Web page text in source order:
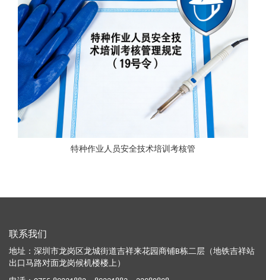
特种作业人员安全技术培训考核管
联系我们
地址：深圳市龙岗区龙城街道吉祥来花园商铺B栋二层（地铁吉祥站
出口马路对面龙岗候机楼楼上）